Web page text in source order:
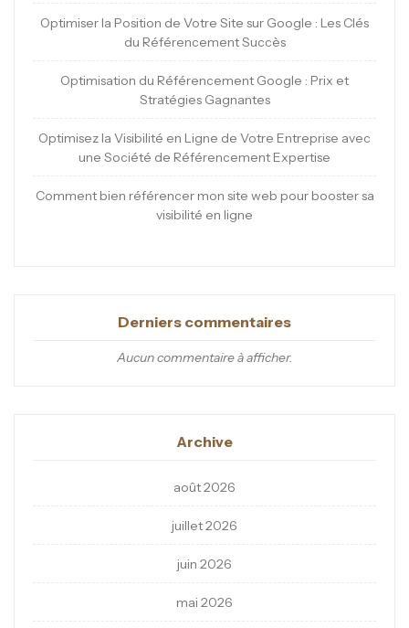
Optimiser la Position de Votre Site sur Google : Les Clés
du Référencement Succès
Optimisation du Référencement Google : Prix et
Stratégies Gagnantes
Optimisez la Visibilité en Ligne de Votre Entreprise avec
une Société de Référencement Expertise
Comment bien référencer mon site web pour booster sa
visibilité en ligne
Derniers commentaires
Aucun commentaire à afficher.
Archive
août 2026
juillet 2026
juin 2026
mai 2026